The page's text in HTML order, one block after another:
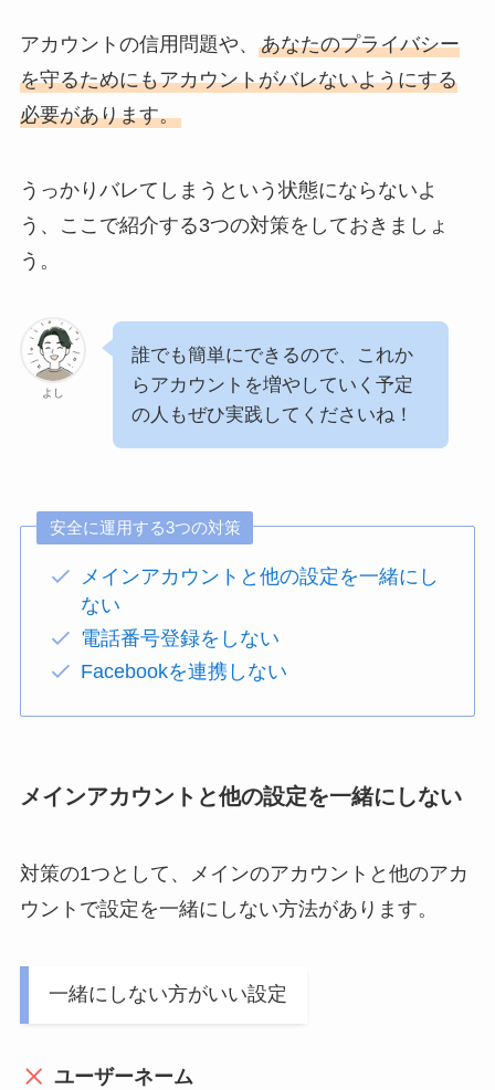
アカウントの信用問題や、 あなたのプライバシー
を守るためにもアカウントがバレないようにする
必要があります。
うっかりバレてしまうという状態にならないよ
う、ここで紹介する3つの対策をしておきましょ
う。
よし
誰でも簡単にできるので、これか
らアカウントを増やしていく予定
の人もぜひ実践してくださいね！
安全に運用する3つの対策
メインアカウントと他の設定を一緒にし
ない
電話番号登録をしない
Facebookを連携しない
メインアカウントと他の設定を一緒にしない
対策の1つとして、メインのアカウントと他のアカ
ウントで設定を一緒にしない方法があります。
一緒にしない方がいい設定
ユーザーネーム